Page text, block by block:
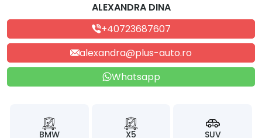
ALEXANDRA DINA
+40723687607
alexandra@plus-auto.ro
Whatsapp
BMW X5 SUV